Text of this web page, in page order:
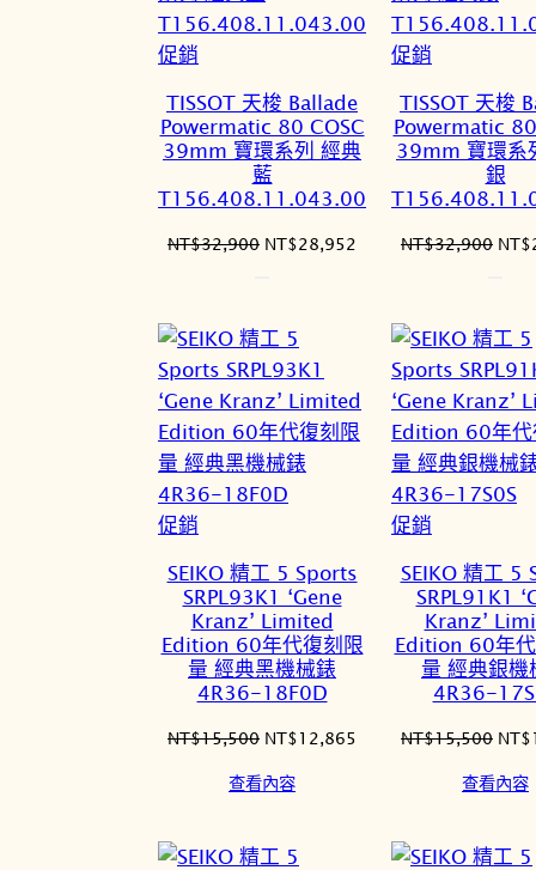
促銷
商
品
TISSOT 天梭 Ballade
Powermatic 80 COSC
39mm 寶環系列 經典
藍
T156.408.11.043.00
NT$32,900 原
NT$32,900。
NT$28,952
NT$28,952。
促銷
商
品
TISSOT 天梭
Powermatic
39mm 寶環系
銀
NT$32,900 原
NT$
促銷
商
品
SEIKO 精工 5 Sports
SRPL93K1 ‘Gene
Kranz’ Limited
Edition 60年代復刻限
量 經典黑機械錶
4R36-18F0D
NT$15,500 原
價
NT$12,865
NT$12,865。
查看內容
促銷
商
品
SEIKO 精工 5
SRPL91K1
Kranz’
Edition 60年
量 經典銀機
4R36-
NT$15,500 原
價
NT$
查看內容